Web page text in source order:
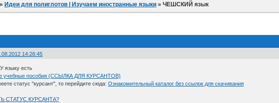
»Идеи для полиглотов | Изучаем иностранные языки »ЧЕШСКИЙ язык
14:26:45
есть
учебные пособия (ССЫЛКА ДЛЯ КУРСАНТОВ)
статус "курсант", то перейдите сюда:Ознакомительный каталог без ссылок для скачивания
СТАТУС КУРСАНТА?